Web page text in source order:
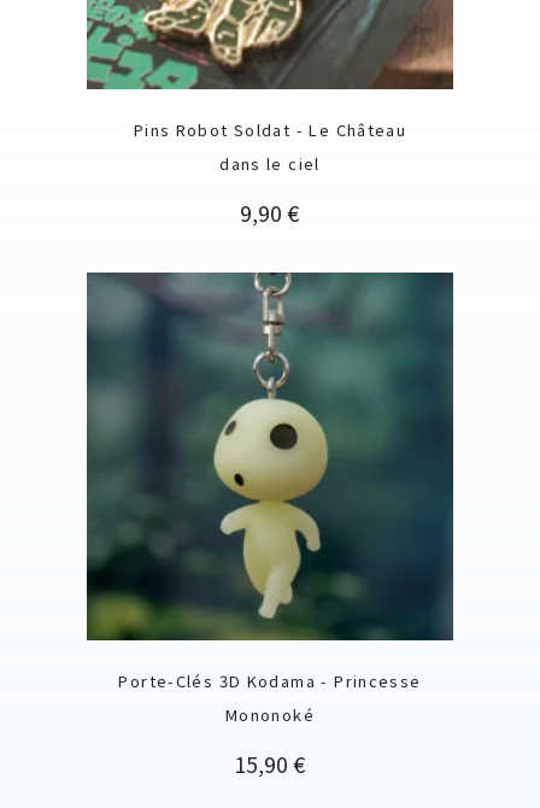
Pins Robot Soldat - Le Château
dans le ciel
Prix
9,90 €
Porte-Clés 3D Kodama - Princesse
Mononoké
Prix
15,90 €